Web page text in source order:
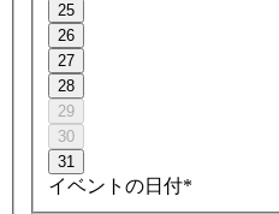
25
26
27
28
29
30
31
イベントの日付*